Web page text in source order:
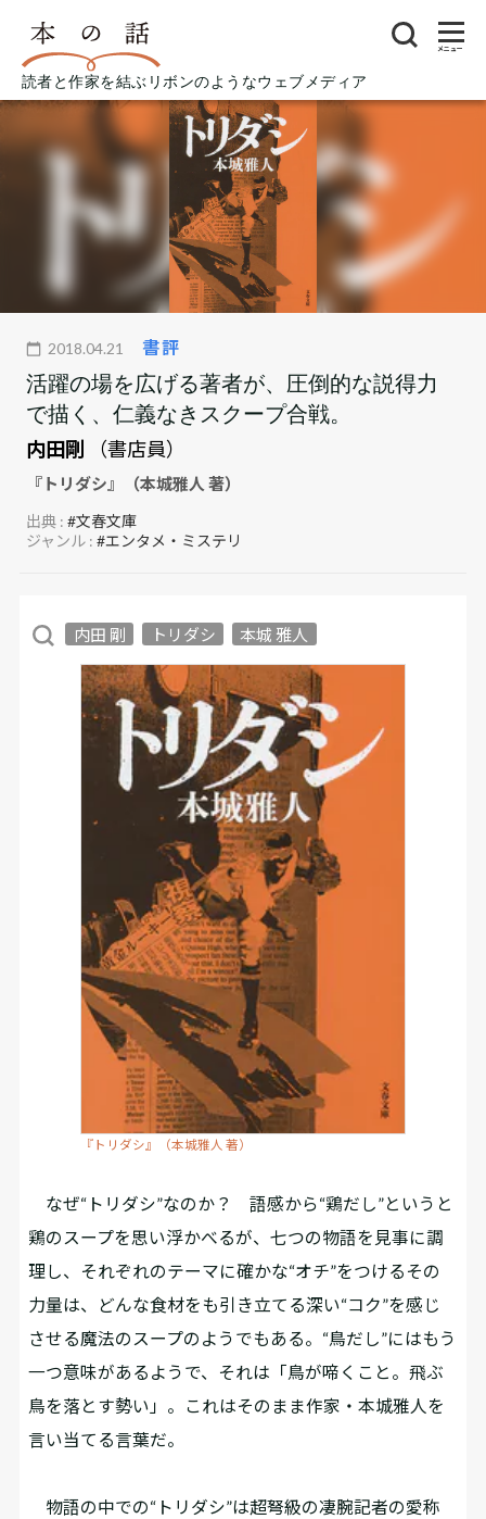
読者と作家を結ぶリボンのようなウェブメディア
メニュー
2018.04.21 書評
活躍の場を広げる著者が、圧倒的な説得力
で描く、仁義なきスクープ合戦。
内田剛
（書店員）
『トリダシ』（本城雅人 著）
出典 :#文春文庫
ジャンル :#エンタメ・ミステリ
内田 剛 トリダシ 本城 雅人
『トリダシ』（本城雅人 著）
なぜ“トリダシ”なのか？ 語感から“鶏だし”というと
鶏のスープを思い浮かべるが、七つの物語を見事に調
理し、それぞれのテーマに確かな“オチ”をつけるその
力量は、どんな食材をも引き立てる深い“コク”を感じ
させる魔法のスープのようでもある。“鳥だし”にはもう
一つ意味があるようで、それは「鳥が啼くこと。飛ぶ
鳥を落とす勢い」。これはそのまま作家・本城雅人を
言い当てる言葉だ。
物語の中での“トリダシ”は超弩級の凄腕記者の愛称